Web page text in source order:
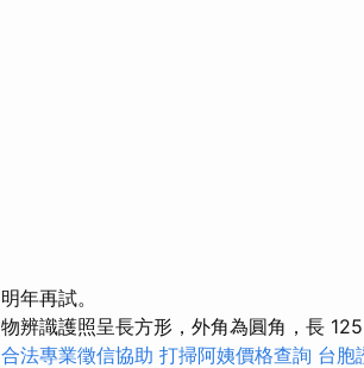
明年再試。
物辨識護照呈長方形，外角為圓角，長 125
合法專業徵信協助 打掃阿姨價格查詢 台胞